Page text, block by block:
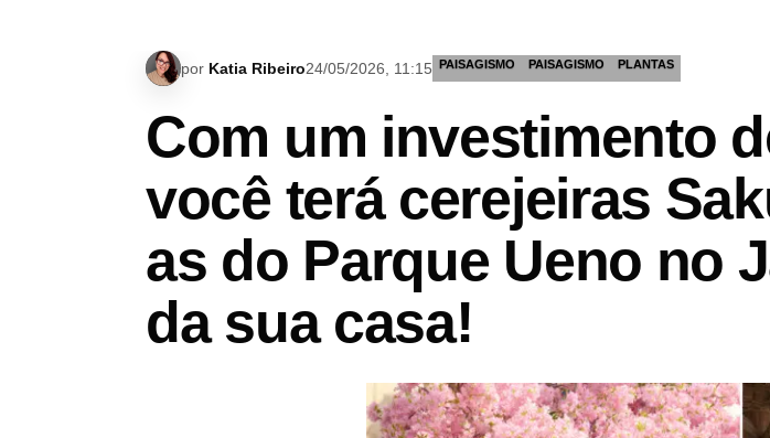
por Katia Ribeiro24/05/2026, 11:15 PAISAGISMO PAISAGISMO PLANTAS
Com um investimento
você terá cerejeiras
as do Parque Ueno no
da sua casa!